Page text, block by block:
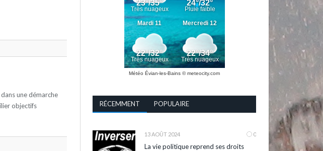
une démarche
objectifs
Météo Évian-les-Bains © meteocity.com
RÉCEMMENT POPULAIRE
13 AOÛT 2024 0
La vie politique reprend ses droits